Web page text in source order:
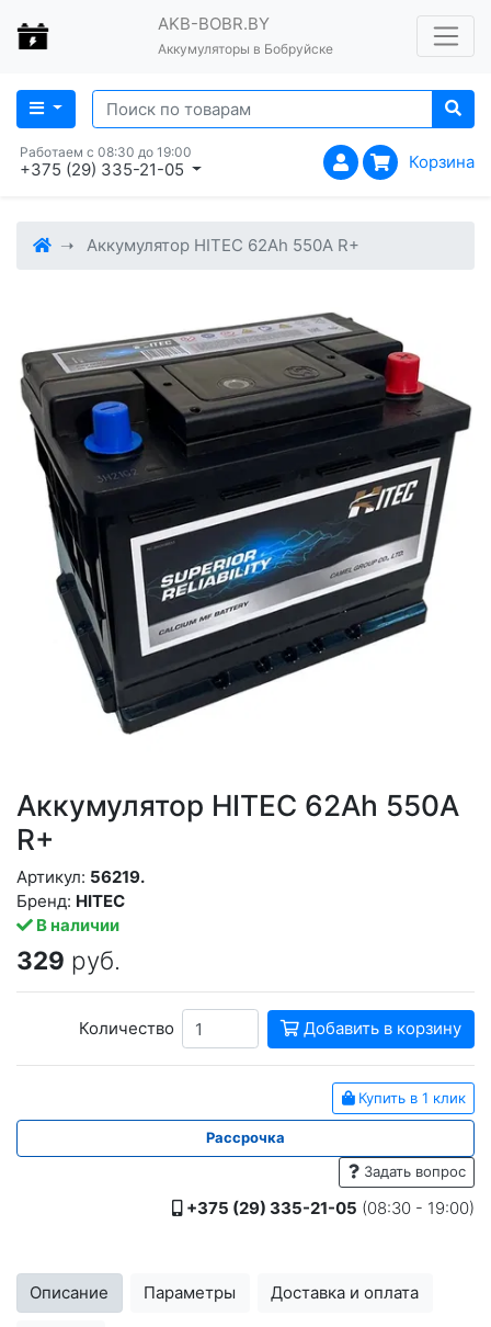
AKB-BOBR.BY
Аккумуляторы в Бобруйске
Работаем с 08:30 до 19:00
+375 (29) 335-21-05 Корзина
Аккумулятор HITEC 62Ah 550A R+
Аккумулятор HITEC 62Ah 550A
R+
В наличии
Бренд: HITEC
Артикул: 56219.
329 руб.
Количество Добавить в корзину
Купить в 1 клик
Рассрочка
Задать вопрос
+375 (29) 335-21-05 (08:30 - 19:00)
Описание Параметры Доставка и оплата